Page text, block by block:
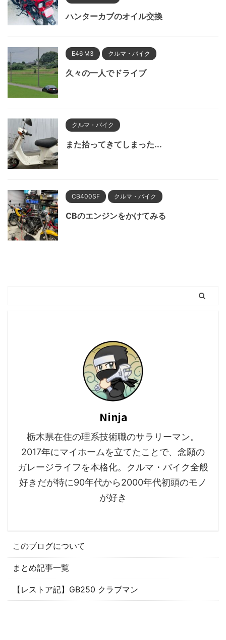
ハンターカブのオイル交換
E46 M3 クルマ・バイク
久々の一人でドライブ
クルマ・バイク
また拾ってきてしまった...
CB400SF クルマ・バイク
CBのエンジンをかけてみる
Ninja
栃木県在住の理系技術職のサラリーマン。
2017年にマイホームを立てたことで、念願の
ガレージライフを本格化。クルマ・バイク全般
好きだが特に90年代から2000年代初頭のモノ
が好き
このブログについて
まとめ記事一覧
【レストア記】GB250 クラブマン